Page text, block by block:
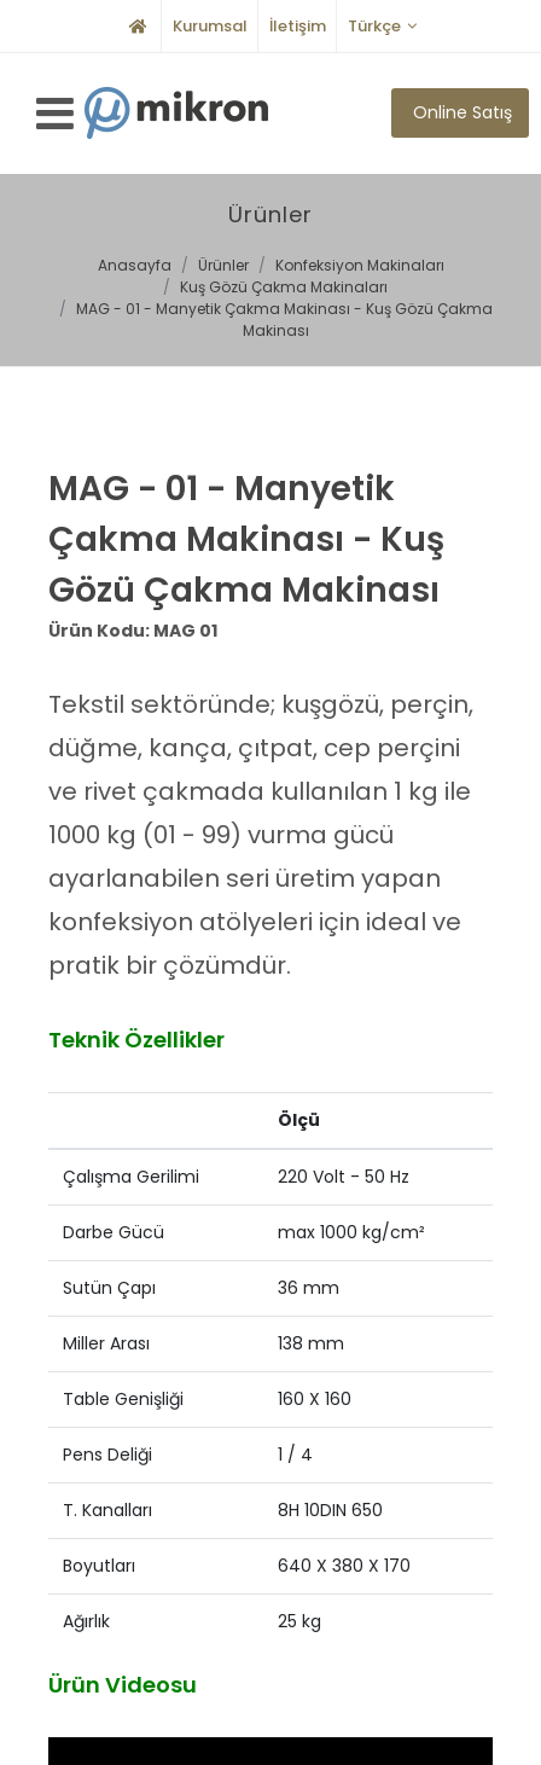
Kurumsal İletişim Türkçe
Online Satış
Ürünler
Anasayfa Ürünler
Konfeksiyon Makinaları
Kuş Gözü Çakma Makinaları
MAG - 01 - Manyetik Çakma Makinası - Kuş Gözü Çakma
Makinası
MAG - 01 - Manyetik
Çakma Makinası - Kuş
Gözü Çakma Makinası
Ürün Kodu: MAG 01
Tekstil sektöründe; kuşgözü, perçin,
düğme, kança, çıtpat, cep perçini
ve rivet çakmada kullanılan 1 kg ile
1000 kg (01 - 99) vurma gücü
ayarlanabilen seri üretim yapan
konfeksiyon atölyeleri için ideal ve
pratik bir çözümdür.
Teknik Özellikler
Ölçü
Çalışma Gerilimi 220 Volt - 50 Hz
Darbe Gücü max 1000 kg/cm²
Sutün Çapı 36 mm
Miller Arası 138 mm
Table Genişliği 160 X 160
Pens Deliği 1 / 4
T. Kanalları 8H 10DIN 650
Boyutları 640 X 380 X 170
Ağırlık 25 kg
Ürün Videosu